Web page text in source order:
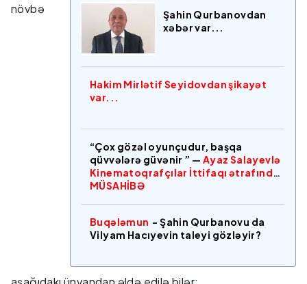
Şahin Qurbanovdan
xəbər var...
Hakim Mirlətif Seyidovdan şikayət
var...
“Çox gözəl oyunçudur, başqa
qüvvələrə güvənir ” — Ayaz Salayevlə
Kinematoqrafçılar İttifaqı ətrafında
MÜSAHİBƏ
Buqələmun - Şahin Qurbanovu da
Vilyam Hacıyevin taleyi gözləyir?
növbə